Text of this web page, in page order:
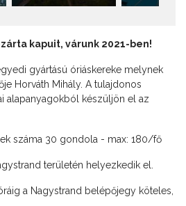
kapuit, várunk 2021-ben!
gyártású óriáskereke melynek
Horváth Mihály. A tulajdonos
alapanyagokból készüljön el az
száma 30 gondola - max: 180/fő
területén helyezkedik el.
a Nagystrand belépőjegy köteles,